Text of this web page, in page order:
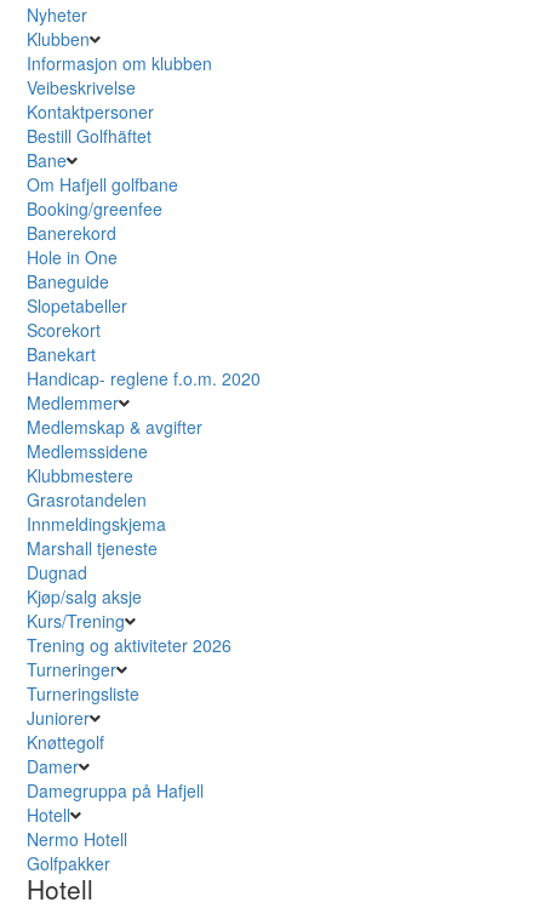
Nyheter
Klubben
Informasjon om klubben
Veibeskrivelse
Kontaktpersoner
Bestill Golfhäftet
Bane
Om Hafjell golfbane
Booking/greenfee
Banerekord
Hole in One
Baneguide
Slopetabeller
Scorekort
Banekart
Handicap- reglene f.o.m. 2020
Medlemmer
Medlemskap & avgifter
Medlemssidene
Klubbmestere
Grasrotandelen
Innmeldingskjema
Marshall tjeneste
Dugnad
Kjøp/salg aksje
Kurs/Trening
Trening og aktiviteter 2026
Turneringer
Turneringsliste
Juniorer
Knøttegolf
Damer
Damegruppa på Hafjell
Hotell
Nermo Hotell
Golfpakker
Hotell